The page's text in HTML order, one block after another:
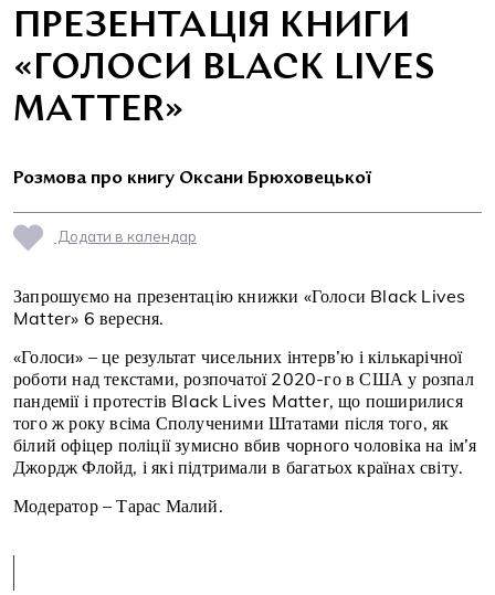
ПРЕЗЕНТАЦІЯ КНИГИ
«ГОЛОСИ BLACK LIVES
MATTER»
Розмова про книгу Оксани Брюховецької
Додати в календар
Запрошуємо на презентацію книжки «Голоси Black Lives
Matter» 6 вересня.
«Голоси» – це результат чисельних інтерв’ю і кількарічної
роботи над текстами, розпочатої 2020-го в США у розпал
пандемії і протестів Black Lives Matter, що поширилися
того ж року всіма Сполученими Штатами після того, як
білий офіцер поліції зумисно вбив чорного чоловіка на ім’я
Джордж Флойд, і які підтримали в багатьох країнах світу.
Модератор – Тарас Малий.